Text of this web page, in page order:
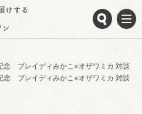
念 ブレイディみかこ×オザワミカ 対談
念 ブレイディみかこ×オザワミカ 対談